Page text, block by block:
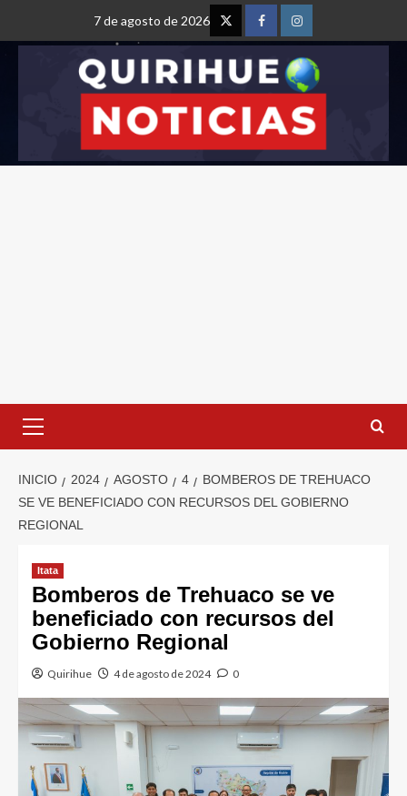
7 de agosto de 2026
INICIO 2024 AGOSTO 4
BOMBEROS DE TREHUACO
SE VE BENEFICIADO CON RECURSOS DEL GOBIERNO
REGIONAL
Itata
Bomberos de Trehuaco se ve
beneficiado con recursos del
Gobierno Regional
Quirihue 4 de agosto de 2024 0